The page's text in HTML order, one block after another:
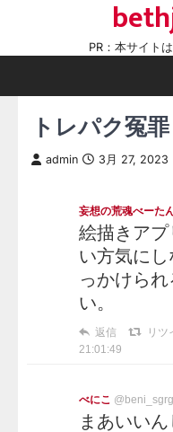
content
PR：本サイト
トレパク冤罪
admin 3月 27, 2023
妄想の荒魂べーた
絵描きア
い方気に
っかけら
い。
返信 リツ
21:01:49
べにこ @beni_sgrg
まあいい